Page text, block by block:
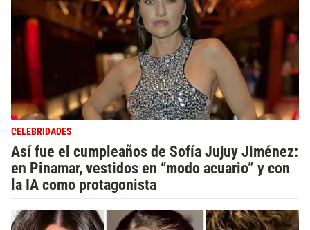
CELEBRIDADES
Así fue el cumpleaños de Sofía Jujuy Jiménez:
en Pinamar, vestidos en “modo acuario” y con
la IA como protagonista